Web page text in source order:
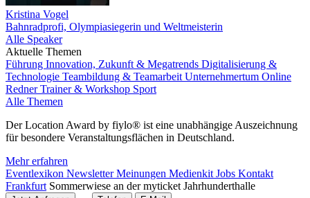
Kristina Vogel
Bahnradprofi, Olympiasiegerin und Weltmeisterin
Alle Speaker
Aktuelle Themen
Führung Innovation, Zukunft & Megatrends Digitalisierung &
Technologie Teambildung & Teamarbeit Unternehmertum Online
RednerTrainer & Workshop Sport
Alle Themen
Der Location Award by fiylo® ist eine unabhängige Auszeichnung
für besondere Veranstaltungsflächen in Deutschland.
Mehr erfahren
Eventlexikon NewsletterMeinungen Medienkit Jobs Kontakt
Frankfurt Sommerwiese an der myticket Jahrhunderthalle